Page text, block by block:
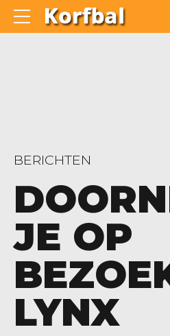
BERICHTEN
JE OP
LYNX